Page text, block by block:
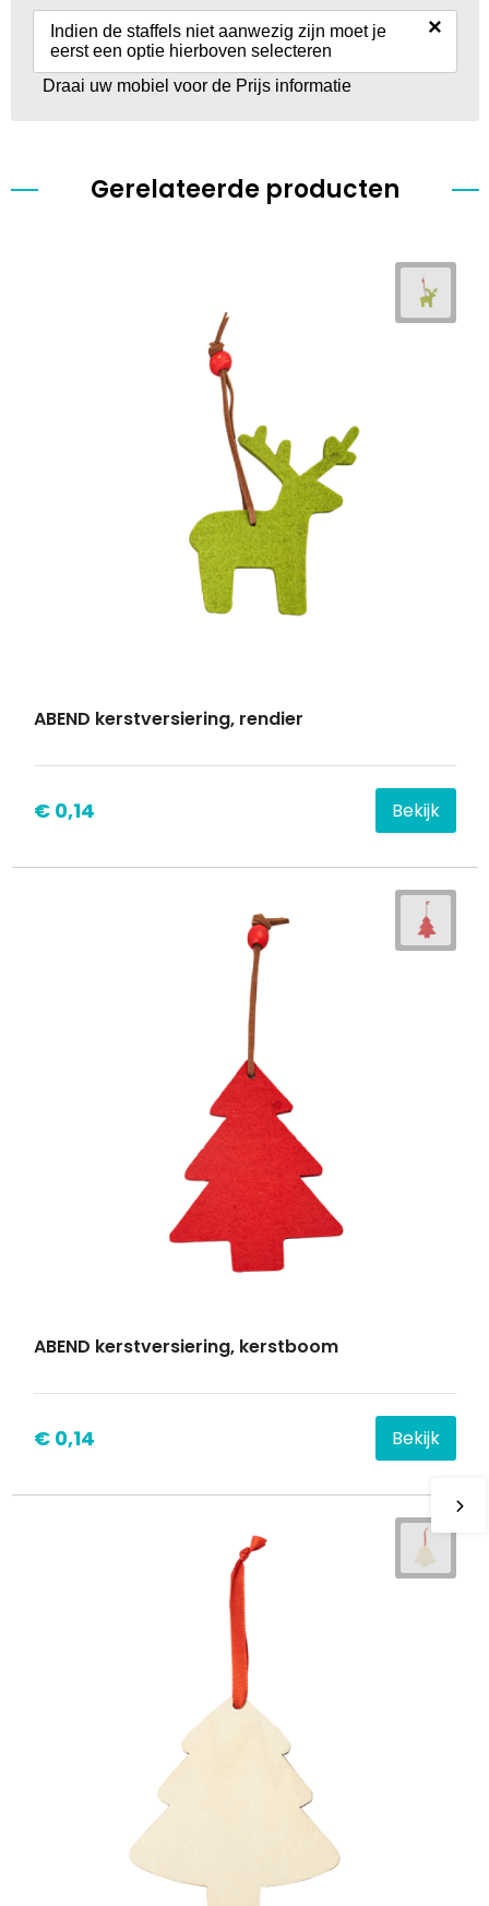
Indien de staffels niet aanwezig zijn moet je
eerst een optie hierboven selecteren
×
Draai uw mobiel voor de Prijs informatie
Gerelateerde producten
ABEND kerstversiering, rendier
€ 0,14 Bekijk
ABEND kerstversiering, kerstboom
€ 0,14 Bekijk